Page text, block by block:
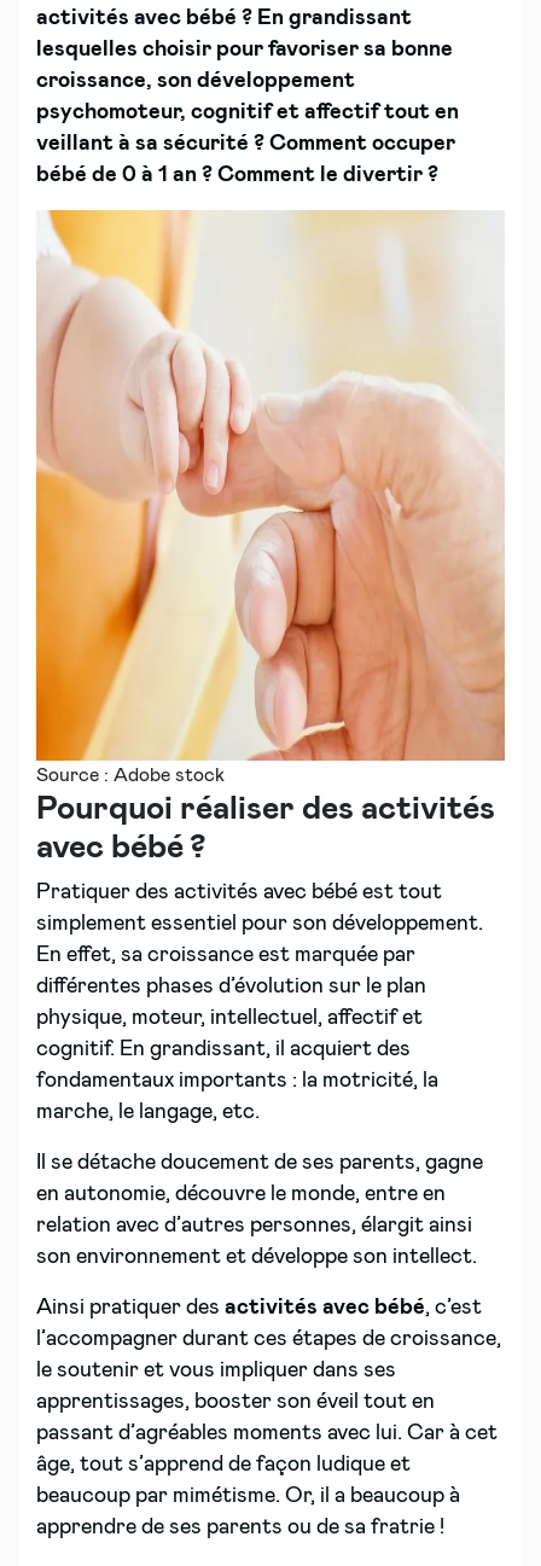
activités avec bébé ? En grandissant
lesquelles choisir pour favoriser sa bonne
croissance, son développement
psychomoteur, cognitif et affectif tout en
veillant à sa sécurité ? Comment occuper
bébé de 0 à 1 an ? Comment le divertir ?
Source : Adobe stock
Pourquoi réaliser des activités
avec bébé ?
Pratiquer des activités avec bébé est tout
simplement essentiel pour son développement.
En effet, sa croissance est marquée par
différentes phases d’évolution sur le plan
physique, moteur, intellectuel, affectif et
cognitif. En grandissant, il acquiert des
fondamentaux importants : la motricité, la
marche, le langage, etc.
Il se détache doucement de ses parents, gagne
en autonomie, découvre le monde, entre en
relation avec d’autres personnes, élargit ainsi
son environnement et développe son intellect.
Ainsi pratiquer des activités avec bébé, c’est
l’accompagner durant ces étapes de croissance,
le soutenir et vous impliquer dans ses
apprentissages, booster son éveil tout en
passant d’agréables moments avec lui. Car à cet
âge, tout s’apprend de façon ludique et
beaucoup par mimétisme. Or, il a beaucoup à
apprendre de ses parents ou de sa fratrie !